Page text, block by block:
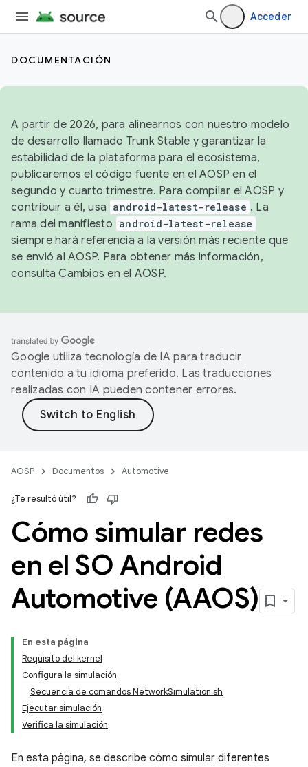
Acceder
DOCUMENTACIÓN
A partir de 2026, para alinearnos con nuestro modelo
de desarrollo llamado Trunk Stable y garantizar la
estabilidad de la plataforma para el ecosistema,
publicaremos el código fuente en el AOSP en el
segundo y cuarto trimestre. Para compilar el AOSP y
contribuir a él, usa android-latest-release . La
rama del manifiesto android-latest-release
siempre hará referencia a la versión más reciente que
se envió al AOSP. Para obtener más información,
consultaCambios en el AOSP.
Google utiliza tecnología de IA para traducir
contenido a tu idioma preferido. Las traducciones
realizadas con IA pueden contener errores.
AOSP Documentos Automotive
¿Te resultó útil?
Cómo simular redes
en el SO Android
Automotive (AAOS)
En esta página
Requisito del kernel
Configura la simulación
Secuencia de comandos NetworkSimulation.sh
Ejecutar simulación
Verifica la simulación
En esta página, se describe cómo simular diferentes